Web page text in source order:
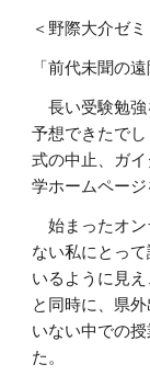
＜野際大介ゼ
「前代未聞の遠
長い受験勉強
予想できたで
式の中止、ガ
学ホームページ
始まったオン
ない私にとっ
いるように見
と同時に、県
いない中での
た。